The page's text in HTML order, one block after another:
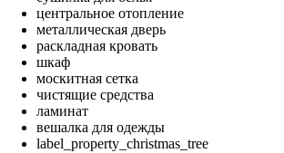
центральное отопление
металлическая дверь
раскладная кровать
шкаф
москитная сетка
чистящие средства
ламинат
вешалка для одежды
label_property_christmas_tree